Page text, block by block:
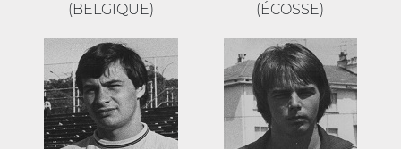
(BELGIQUE)
(ÉCOSSE)